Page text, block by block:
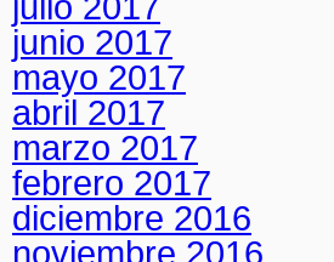
junio 2017
mayo 2017
abril 2017
marzo 2017
febrero 2017
diciembre 2016
noviembre 2016